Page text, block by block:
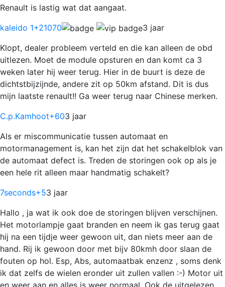
Renault is lastig wat dat aangaat.
kaleido 1+21070
3 jaar
Klopt, dealer probleem verteld en die kan alleen de obd
uitlezen. Moet de module opsturen en dan komt ca 3
weken later hij weer terug. Hier in de buurt is deze de
dichtstbijzijnde, andere zit op 50km afstand. Dit is dus
mijn laatste renault!! Ga weer terug naar Chinese merken.
C.p.Kamhoot+603 jaar
Als er miscommunicatie tussen automaat en
motormanagement is, kan het zijn dat het schakelblok van
de automaat defect is. Treden de storingen ook op als je
een hele rit alleen maar handmatig schakelt?
7seconds+53 jaar
Hallo , ja wat ik ook doe de storingen blijven verschijnen.
Het motorlampje gaat branden en neem ik gas terug gaat
hij na een tijdje weer gewoon uit, dan niets meer aan de
hand. Rij ik gewoon door met bijv 80kmh door slaan de
fouten op hol. Esp, Abs, automaatbak enzenz , soms denk
ik dat zelfs de wielen eronder uit zullen vallen :-) Motor uit
en weer aan en alles is weer normaal. Ook de uitgelezen